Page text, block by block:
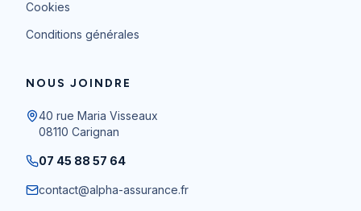
Cookies
Conditions générales
NOUS JOINDRE
40 rue Maria Visseaux
08110 Carignan
07 45 88 57 64
contact@alpha-assurance.fr